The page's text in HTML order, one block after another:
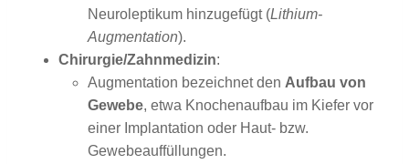
Neuroleptikum hinzugefügt (Lithium-
Augmentation).
Chirurgie/Zahnmedizin:
Augmentation bezeichnet den Aufbau von
Gewebe, etwa Knochenaufbau im Kiefer vor
einer Implantation oder Haut- bzw.
Gewebeauffüllungen.